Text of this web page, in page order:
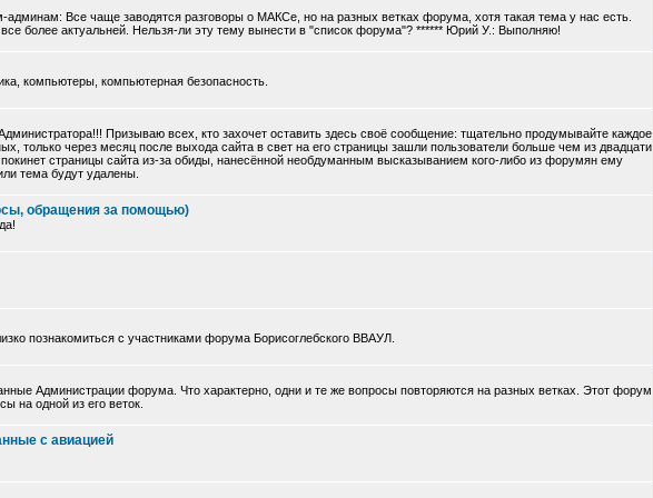
Все чаще заводятся разговоры о МАКСе, но на разных ветках форума, хотя такая тема у нас есть.
более актуальней. Нельзя-ли эту тему вынести в "список форума"? ****** Юрий У.: Выполняю!
компьютеры, компьютерная безопасность.
Призываю всех, кто захочет оставить здесь своё сообщение: тщательно продумывайте каждое
только через месяц после выхода сайта в свет на его страницы зашли пользователи больше чем из двадцати
страницы сайта из-за обиды, нанесённой необдуманным высказыванием кого-либо из форумян ему
тема будут удалены.
обращения за помощью)
познакомиться с участниками форума Борисоглебского ВВАУЛ.
Администрации форума. Что характерно, одни и те же вопросы повторяются на разных ветках. Этот форум
на одной из его веток.
с авиацией